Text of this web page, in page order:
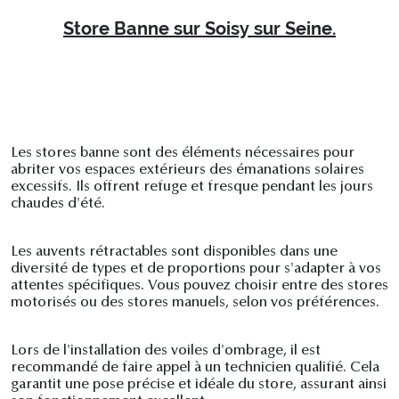
Store Banne sur Soisy sur Seine.
Les stores banne sont des éléments nécessaires pour
abriter vos espaces extérieurs des émanations solaires
excessifs. Ils offrent refuge et fresque pendant les jours
chaudes d'été.
Les auvents rétractables sont disponibles dans une
diversité de types et de proportions pour s'adapter à vos
attentes spécifiques. Vous pouvez choisir entre des stores
motorisés ou des stores manuels, selon vos préférences.
Lors de l'installation des voiles d'ombrage, il est
recommandé de faire appel à un technicien qualifié. Cela
garantit une pose précise et idéale du store, assurant ainsi